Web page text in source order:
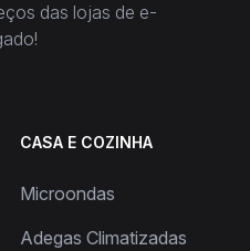
das lojas de e-
CASA E COZINHA
Microondas
Adegas Climatizadas